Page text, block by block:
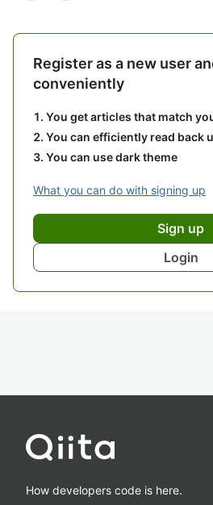
Register as a new user
conveniently
You get articles that match
You can efficiently read back
You can use dark theme
What you can do with signing up
Sign up
Login
How developers code is here.